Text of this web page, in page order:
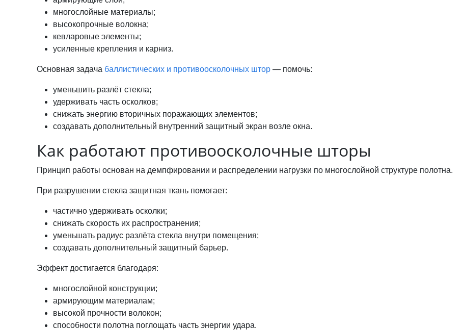
многослойные материалы;
высокопрочные волокна;
кевларовые элементы;
усиленные крепления и карниз.
Основная задача баллистических и противоосколочных штор — помочь:
уменьшить разлёт стекла;
удерживать часть осколков;
снижать энергию вторичных поражающих элементов;
создавать дополнительный внутренний защитный экран возле окна.
Как работают противоосколочные шторы
Принцип работы основан на демпфировании и распределении нагрузки по многослойной структуре полотна.
При разрушении стекла защитная ткань помогает:
частично удерживать осколки;
снижать скорость их распространения;
уменьшать радиус разлёта стекла внутри помещения;
создавать дополнительный защитный барьер.
Эффект достигается благодаря:
многослойной конструкции;
армирующим материалам;
высокой прочности волокон;
способности полотна поглощать часть энергии удара.